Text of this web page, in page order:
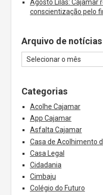
Agosto Lilás: Cajamar
conscientização pelo
Arquivo de notícias
Categorias
Acolhe Cajamar
App Cajamar
Asfalta Cajamar
Casa de Acolhimento
Casa Legal
Cidadania
Cimbaju
Colégio do Futuro